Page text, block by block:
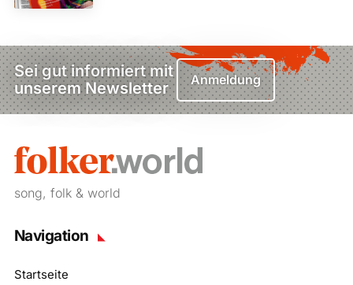
Sei gut informiert mit
unserem Newsletter
Anmeldung
song, folk & world
Navigation
Startseite